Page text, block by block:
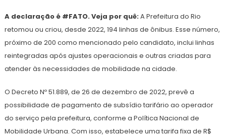
A declaração é #FATO. Veja por quê:A Prefeitura do Rio
retomou ou criou, desde 2022, 194 linhas de ônibus. Esse número,
próximo de 200 como mencionado pelo candidato, inclui linhas
reintegradas após ajustes operacionais e outras criadas para
atender às necessidades de mobilidade na cidade.
O Decreto Nº 51.889, de 26 de dezembro de 2022, prevê a
possibilidade de pagamento de subsídio tarifário ao operador
do serviço pela prefeitura, conforme a Política Nacional de
Mobilidade Urbana. Com isso, estabelece uma tarifa fixa de R$